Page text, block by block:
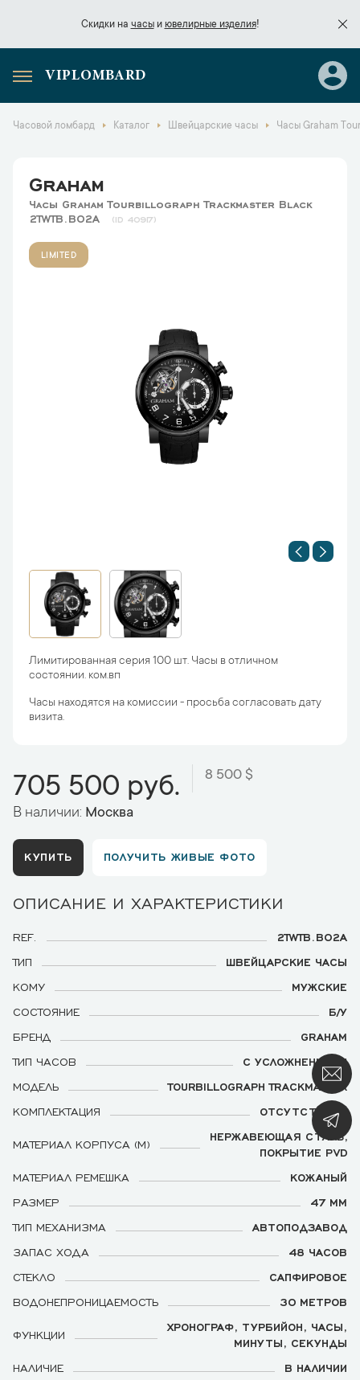
Скидки на часыи ювелирные изделия!
Скидки начасы
VIPLOMBARD
Часовой ломбард Каталог Швейцарские часы Часы Graham
Graham
Часы Graham Tourbillograph Trackmaster Black
2TWTB.B02A
40917
LIMITED
Лимитированная серия 100 шт. Часы в отличном
состоянии. ком.вп
Часы находятся на комиссии - просьба согласовать дату
визита.
705 500 руб. 8 500 $
В наличии: Москва
КУПИТЬ ПОЛУЧИТЬ ЖИВЫЕ ФОТО
ОПИСАНИЕ И ХАРАКТЕРИСТИКИ
REF.
2TWTB.B02A
ТИП
ШВЕЙЦАРСКИЕ ЧАСЫ
КОМУ
МУЖСКИЕ
СОСТОЯНИЕ
Б/У
БРЕНД
GRAHAM
ТИП ЧАСОВ
С УСЛОЖНЕНИЯМИ
МОДЕЛЬ
TOURBILLOGRAPH TRACKMASTER
КОМПЛЕКТАЦИЯ
ОТСУТСТВУЕТ
МАТЕРИАЛ КОРПУСА (М)
НЕРЖАВЕЮЩАЯ СТАЛЬ,
ПОКРЫТИЕ PVD
МАТЕРИАЛ РЕМЕШКА
КОЖАНЫЙ
РАЗМЕР
47 ММ
ТИП МЕХАНИЗМА
АВТОПОДЗАВОД
ЗАПАС ХОДА
48 ЧАСОВ
СТЕКЛО
САПФИРОВОЕ
ВОДОНЕПРОНИЦАЕМОСТЬ
30 МЕТРОВ
ФУНКЦИИ
ХРОНОГРАФ, ТУРБИЙОН, ЧАСЫ,
МИНУТЫ, СЕКУНДЫ
НАЛИЧИЕ
В НАЛИЧИИ